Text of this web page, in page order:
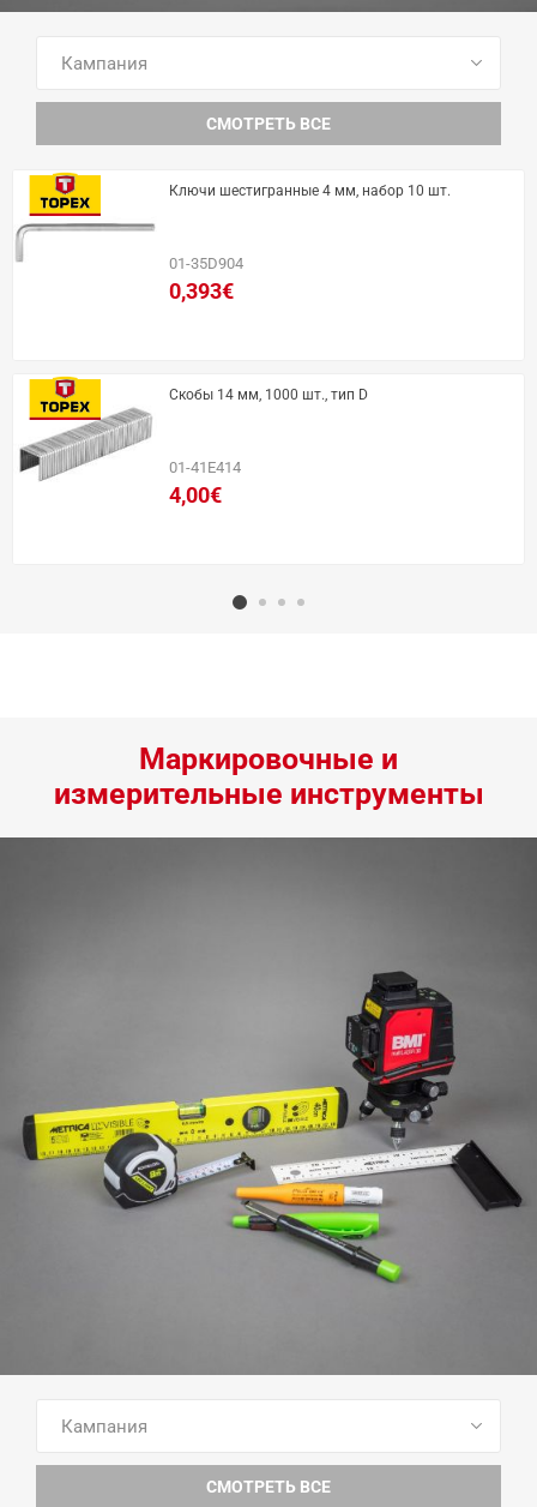
ПОСМОТРЕТЬ ВСЕ ТОВАРЫ
СМОТРЕТЬ ВСЕ
Ключи шестигранные 4 мм, набор 10 шт.
01-35D904
0,393€
Скобы 14 мм, 1000 шт., тип D
01-41E414
4,00€
Маркировочные и
измерительные инструменты
ПОСМОТРЕТЬ ВСЕ ТОВАРЫ
СМОТРЕТЬ ВСЕ